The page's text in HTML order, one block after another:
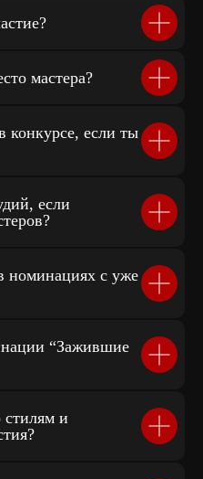
мастера?
конкурсе, если ты
если
номинациях с уже
“Зажившие
стилям и